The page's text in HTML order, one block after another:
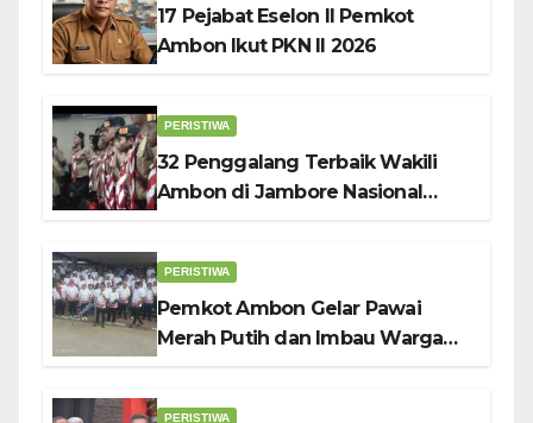
17 Pejabat Eselon II Pemkot
Ambon Ikut PKN II 2026
PERISTIWA
32 Penggalang Terbaik Wakili
Ambon di Jambore Nasional
PERISTIWA
Pemkot Ambon Gelar Pawai
Merah Putih dan Imbau Warga
PERISTIWA